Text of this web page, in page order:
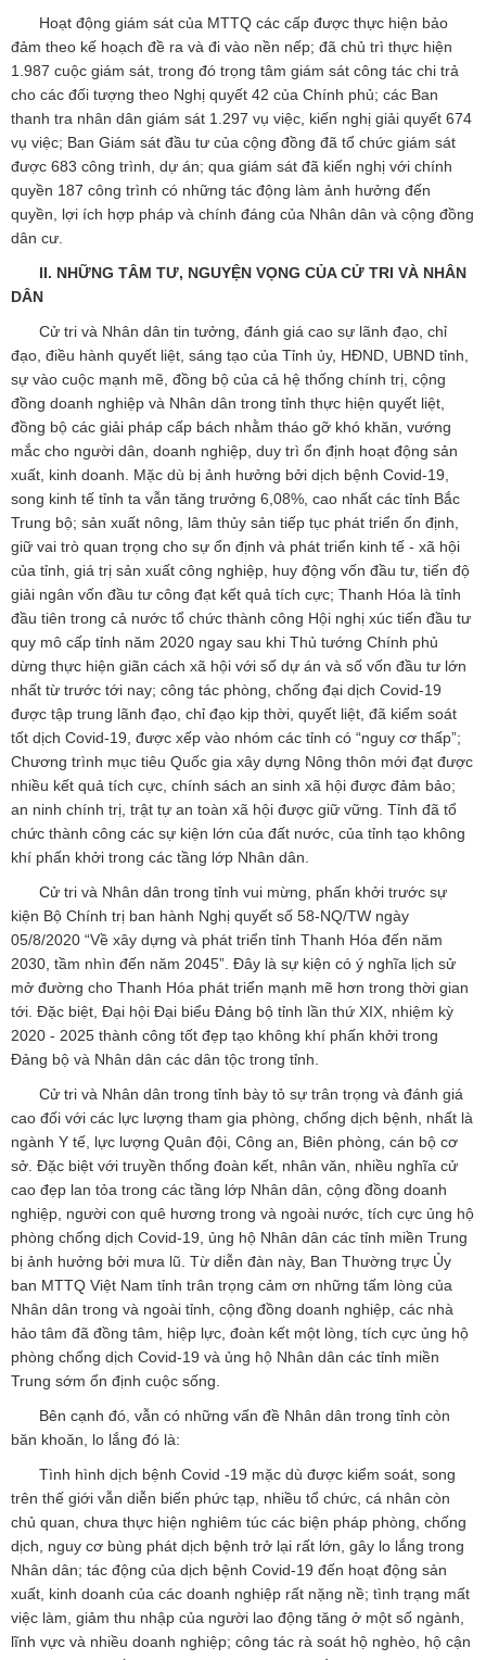
Hoạt động giám sát của MTTQ các cấp được thực hiện bảo
đảm theo kế hoạch đề ra và đi vào nền nếp; đã chủ trì thực hiện
1.987 cuộc giám sát, trong đó trọng tâm giám sát công tác chi trả
cho các đối tượng theo Nghị quyết 42 của Chính phủ; các Ban
thanh tra nhân dân giám sát 1.297 vụ việc, kiến nghị giải quyết 674
vụ việc; Ban Giám sát đầu tư của cộng đồng đã tổ chức giám sát
được 683 công trình, dự án; qua giám sát đã kiến nghị với chính
quyền 187 công trình có những tác động làm ảnh hưởng đến
quyền, lợi ích hợp pháp và chính đáng của Nhân dân và cộng đồng
dân cư.
II. NHỮNG TÂM TƯ, NGUYỆN VỌNG CỦA CỬ TRI VÀ NHÂN
DÂN
Cử tri và Nhân dân tin tưởng, đánh giá cao sự lãnh đạo, chỉ
đạo, điều hành quyết liệt, sáng tạo của Tỉnh ủy, HĐND, UBND tỉnh,
sự vào cuộc mạnh mẽ, đồng bộ của cả hệ thống chính trị, cộng
đồng doanh nghiệp và Nhân dân trong tỉnh thực hiện quyết liệt,
đồng bộ các giải pháp cấp bách nhằm tháo gỡ khó khăn, vướng
mắc cho người dân, doanh nghiệp, duy trì ổn định hoạt động sản
xuất, kinh doanh. Mặc dù bị ảnh hưởng bởi dịch bệnh Covid-19,
song kinh tế tỉnh ta vẫn tăng trưởng 6,08%, cao nhất các tỉnh Bắc
Trung bộ; sản xuất nông, lâm thủy sản tiếp tục phát triển ổn định,
giữ vai trò quan trọng cho sự ổn định và phát triển kinh tế - xã hội
của tỉnh, giá trị sản xuất công nghiệp, huy động vốn đầu tư, tiến độ
giải ngân vốn đầu tư công đạt kết quả tích cực; Thanh Hóa là tỉnh
đầu tiên trong cả nước tổ chức thành công Hội nghị xúc tiến đầu tư
quy mô cấp tỉnh năm 2020 ngay sau khi Thủ tướng Chính phủ
dừng thực hiện giãn cách xã hội với số dự án và số vốn đầu tư lớn
nhất từ trước tới nay; công tác phòng, chống đại dịch Covid-19
được tập trung lãnh đạo, chỉ đạo kịp thời, quyết liệt, đã kiểm soát
tốt dịch Covid-19, được xếp vào nhóm các tỉnh có “nguy cơ thấp”;
Chương trình mục tiêu Quốc gia xây dựng Nông thôn mới đạt được
nhiều kết quả tích cực, chính sách an sinh xã hội được đảm bảo;
an ninh chính trị, trật tự an toàn xã hội được giữ vững. Tỉnh đã tổ
chức thành công các sự kiện lớn của đất nước, của tỉnh tạo không
khí phấn khởi trong các tầng lớp Nhân dân.
Cử tri và Nhân dân trong tỉnh vui mừng, phấn khởi trước sự
kiện Bộ Chính trị ban hành Nghị quyết số 58-NQ/TW ngày
05/8/2020 “Về xây dựng và phát triển tỉnh Thanh Hóa đến năm
2030, tầm nhìn đến năm 2045”. Đây là sự kiện có ý nghĩa lịch sử
mở đường cho Thanh Hóa phát triển mạnh mẽ hơn trong thời gian
tới. Đặc biệt, Đại hội Đại biểu Đảng bộ tỉnh lần thứ XIX, nhiệm kỳ
2020 - 2025 thành công tốt đẹp tạo không khí phấn khởi trong
Đảng bộ và Nhân dân các dân tộc trong tỉnh.
Cử tri và Nhân dân trong tỉnh bày tỏ sự trân trọng và đánh giá
cao đối với các lực lượng tham gia phòng, chống dịch bệnh, nhất là
ngành Y tế, lực lượng Quân đội, Công an, Biên phòng, cán bộ cơ
sở. Đặc biệt với truyền thống đoàn kết, nhân văn, nhiều nghĩa cử
cao đẹp lan tỏa trong các tầng lớp Nhân dân, cộng đồng doanh
nghiệp, người con quê hương trong và ngoài nước, tích cực ủng hộ
phòng chống dịch Covid-19, ủng hộ Nhân dân các tỉnh miền Trung
bị ảnh hưởng bởi mưa lũ. Từ diễn đàn này, Ban Thường trực Ủy
ban MTTQ Việt Nam tỉnh trân trọng cảm ơn những tấm lòng của
Nhân dân trong và ngoài tỉnh, cộng đồng doanh nghiệp, các nhà
hảo tâm đã đồng tâm, hiệp lực, đoàn kết một lòng, tích cực ủng hộ
phòng chống dịch Covid-19 và ủng hộ Nhân dân các tỉnh miền
Trung sớm ổn định cuộc sống.
Bên cạnh đó, vẫn có những vấn đề Nhân dân trong tỉnh còn
băn khoăn, lo lắng đó là:
Tình hình dịch bệnh Covid -19 mặc dù được kiểm soát, song
trên thế giới vẫn diễn biến phức tạp, nhiều tổ chức, cá nhân còn
chủ quan, chưa thực hiện nghiêm túc các biện pháp phòng, chống
dịch, nguy cơ bùng phát dịch bệnh trở lại rất lớn, gây lo lắng trong
Nhân dân; tác động của dịch bệnh Covid-19 đến hoạt động sản
xuất, kinh doanh của các doanh nghiệp rất nặng nề; tình trạng mất
việc làm, giảm thu nhập của người lao động tăng ở một số ngành,
lĩnh vực và nhiều doanh nghiệp; công tác rà soát hộ nghèo, hộ cận